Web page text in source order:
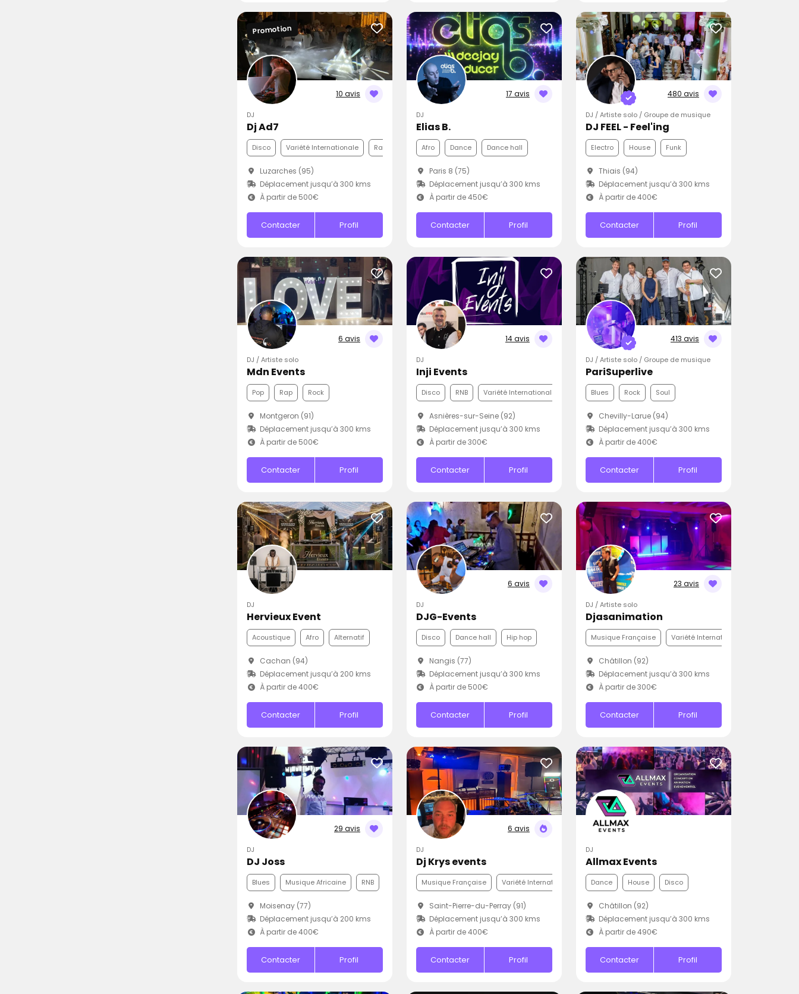
10 avis
Promotion
DJ
Dj Ad7
Disco Variété Internationale Rap
Luzarches (95)
Déplacement jusqu’à 300 kms
À partir de 500€
Contacter Profil
17 avis
DJ
Elias B.
Afro Dance Dance hall
Paris 8 (75)
Déplacement jusqu’à 300 kms
À partir de 450€
Contacter Profil
480 avis
DJ / Artiste solo / Groupe de musique
DJ FEEL - Feel'ing
Electro House Funk
Thiais (94)
Déplacement jusqu’à 300 kms
À partir de 400€
Contacter Profil
6 avis
DJ / Artiste solo
Mdn Events
Pop Rap Rock
Montgeron (91)
Déplacement jusqu’à 300 kms
À partir de 500€
Contacter Profil
14 avis
DJ
Inji Events
Disco RNB Variété Internationale
Asnières-sur-Seine (92)
Déplacement jusqu’à 300 kms
À partir de 300€
Contacter Profil
413 avis
DJ / Artiste solo / Groupe de musique
PariSuperlive
Blues Rock Soul
Chevilly-Larue (94)
Déplacement jusqu’à 300 kms
À partir de 400€
Contacter Profil
DJ
Hervieux Event
Acoustique Afro Alternatif
Cachan (94)
Déplacement jusqu’à 200 kms
À partir de 400€
Contacter Profil
6 avis
DJ
DJG-Events
Disco Dance hall Hip hop
Nangis (77)
Déplacement jusqu’à 300 kms
À partir de 500€
Contacter Profil
23 avis
DJ / Artiste solo
Djasanimation
Musique Française Variété Internationale
Châtillon (92)
Déplacement jusqu’à 300 kms
À partir de 300€
Contacter Profil
29 avis
DJ
DJ Joss
Blues Musique Africaine RNB
Moisenay (77)
Déplacement jusqu’à 200 kms
À partir de 400€
Contacter Profil
6 avis
DJ
Dj Krys events
Musique Française Variété Internationale Funk
Saint-Pierre-du-Perray (91)
Déplacement jusqu’à 300 kms
À partir de 400€
Contacter Profil
DJ
Allmax Events
Dance House Disco
Châtillon (92)
Déplacement jusqu’à 300 kms
À partir de 490€
Contacter Profil